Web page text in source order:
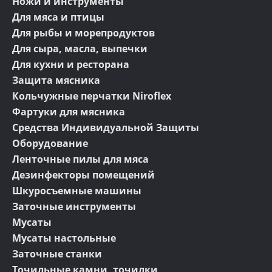
созданы для тестирования новых рецептов выпечки в
контролируемых условиях.
•Специалисты по выпечке могут дать рекомендации по
оптимальной настройке рецептуры и конструкции установки.
•Испытательные центры GEA оптимизированы в соответствии с
местными технологическими процессами и условиями
окружающей среды.
•Компания предлагает новейшие технологии, оборудование и
инженерный опыт для создания комплексного решения.
Для мяса и птицы
Для рыбы и морепродуктов
Для сыра, масла, выпечки
Для кухни и ресторана
Защита мясника
Кольчужные перчатки Niroflex
Фартуки для мясника
Средства Индивидуальной Защиты
Оборудование
Ленточные пилы для мяса
Дезинфекторы помещений
Шкуросъемные машины
Заточные инструменты
Мусаты
Мусаты настольные
Заточные станки